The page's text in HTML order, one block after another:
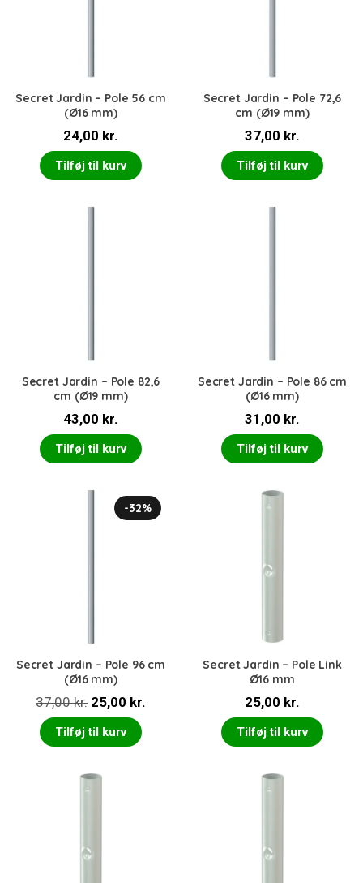
Secret Jardin – Pole 56 cm
(Ø16 mm)
24,00 kr.
Tilføj til kurv
Secret Jardin – Pole 72,6
cm (Ø19 mm)
37,00 kr.
Tilføj til kurv
Secret Jardin – Pole 82,6
cm (Ø19 mm)
43,00 kr.
Tilføj til kurv
Secret Jardin – Pole 86 cm
(Ø16 mm)
31,00 kr.
Tilføj til kurv
-32%
Secret Jardin – Pole 96 cm
(Ø16 mm)
37,00kr. Den
oprindelige
pris
25,00 kr.
Tilføj til kurv
Secret Jardin – Pole Link
Ø16 mm
25,00 kr.
Tilføj til kurv